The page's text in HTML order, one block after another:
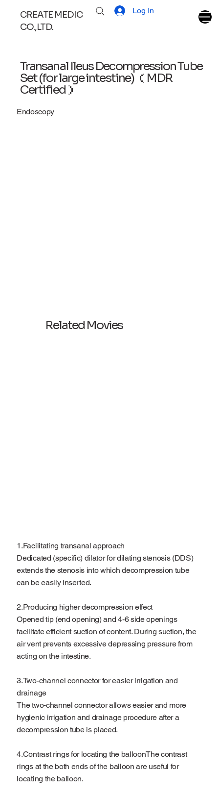
CREATE MEDIC
CO.,LTD.
Log In
Transanal Ileus Decompression Tube
Set (for large intestine) （MDR
Certified）
Endoscopy
Related Movies
1.Facilitating transanal approach
Dedicated (specific) dilator for dilating stenosis (DDS)
extends the stenosis into which decompression tube
can be easily inserted.
2.Producing higher decompression effect
Opened tip (end opening) and 4-6 side openings
facilitate efficient suction of content. During suction, the
air vent prevents excessive depressing pressure from
acting on the intestine.
3.Two-channel connector for easier irrigation and
drainage
The two-channel connector allows easier and more
hygienic irrigation and drainage procedure after a
decompression tube is placed.
4.Contrast rings for locating the balloonThe contrast
rings at the both ends of the balloon are useful for
locating the balloon.